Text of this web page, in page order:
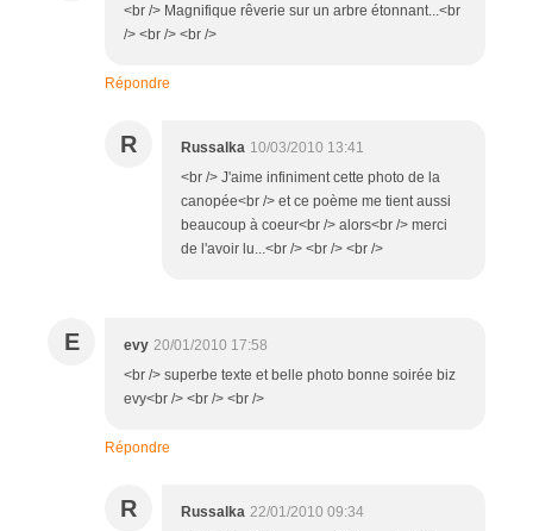
<br /> Magnifique rêverie sur un arbre étonnant...<br
/> <br /> <br />
Répondre
R Russalka 10/03/2010 13:41
<br /> J'aime infiniment cette photo de la
canopée<br /> et ce poème me tient aussi
beaucoup à coeur<br /> alors<br /> merci
de l'avoir lu...<br /> <br /> <br />
E evy 20/01/2010 17:58
<br /> superbe texte et belle photo bonne soirée biz
evy<br /> <br /> <br />
Répondre
R Russalka 22/01/2010 09:34